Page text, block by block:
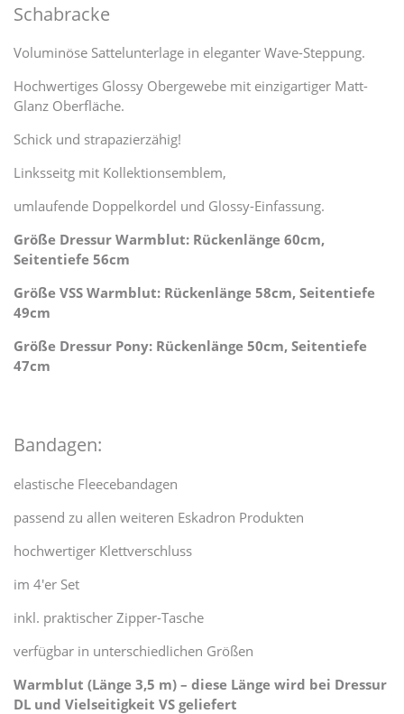
Schabracke
Voluminöse Sattelunterlage in eleganter Wave-Steppung.
Hochwertiges Glossy Obergewebe mit einzigartiger Matt-
Glanz Oberfläche.
Schick und strapazierzähig!
Linksseitg mit Kollektionsemblem,
umlaufende Doppelkordel und Glossy-Einfassung.
Größe Dressur Warmblut: Rückenlänge 60cm,
Seitentiefe 56cm
Größe VSS Warmblut: Rückenlänge 58cm, Seitentiefe
49cm
Größe Dressur Pony: Rückenlänge 50cm, Seitentiefe
47cm
Bandagen:
elastische Fleecebandagen
passend zu allen weiteren Eskadron Produkten
hochwertiger Klettverschluss
im 4'er Set
inkl. praktischer Zipper-Tasche
verfügbar in unterschiedlichen Größen
Warmblut (Länge 3,5 m) – diese Länge wird bei Dressur
DL und Vielseitigkeit VS geliefert